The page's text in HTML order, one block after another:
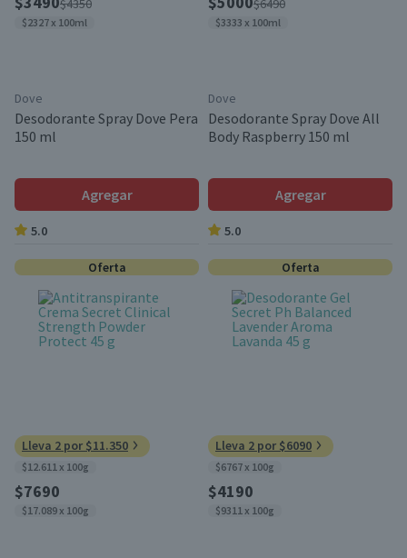
$4350
$2327 x 100ml
Dove
Desodorante Spray Dove Pera
150 ml
Agregar
5.0
$6490
$3333 x 100ml
Dove
Desodorante Spray Dove All
Body Raspberry 150 ml
Agregar
5.0
Oferta
Lleva 2 por $11.350
$12.611 x 100g
$7690
$17.089 x 100g
Oferta
Lleva 2 por $6090
$6767 x 100g
$4190
$9311 x 100g